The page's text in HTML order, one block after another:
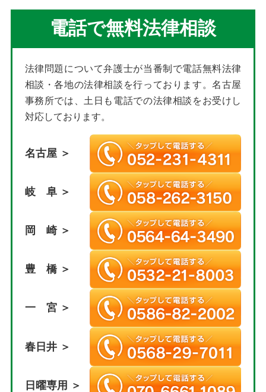
電話で無料法律相談
法律問題について弁護士が当番制で電話無料法律
相談・各地の法律相談を行っております。名古屋
事務所では、土日も電話での法律相談をお受けし
対応しております。
名古屋 ＞
岐 阜 ＞
岡 崎 ＞
豊 橋 ＞
一 宮 ＞
春日井 ＞
日曜専用 ＞